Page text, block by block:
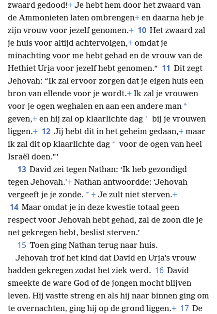
zwaard gedood!+ Je hebt hem door het zwaard van
de Ammonieten laten ombrengen+ en daarna heb je
zijn vrouw voor jezelf genomen.+ 10 Het zwaard zal
je huis voor altijd achtervolgen,+ omdat je
minachting voor me hebt gehad en de vrouw van de
Hethiet Uri̱a voor jezelf hebt genomen.” 11 Dit zegt
Jehovah: “Ik zal ervoor zorgen dat je eigen huis een
bron van ellende voor je wordt.+ Ik zal je vrouwen
voor je ogen weghalen en aan een andere man *
geven,+ en hij zal op klaarlichte dag * bij je vrouwen
liggen.+ 12 Jij hebt dit in het geheim gedaan,+ maar
ik zal dit op klaarlichte dag * voor de ogen van heel
Israël doen.”’
13 David zei tegen Nathan: ‘Ik heb gezondigd
tegen Jehovah.’+ Nathan antwoordde: ‘Jehovah
vergeeft je je zonde. * + Je zult niet sterven.+
14 Maar omdat je in deze kwestie totaal geen
respect voor Jehovah hebt gehad, zal de zoon die je
net gekregen hebt, beslist sterven.’
15 Toen ging Nathan terug naar huis.
Jehovah trof het kind dat David en Uri̱a’s vrouw
hadden gekregen zodat het ziek werd. 16 David
smeekte de ware God of de jongen mocht blijven
leven. Hij vastte streng en als hij naar binnen ging om
te overnachten, ging hij op de grond liggen.+ 17 De